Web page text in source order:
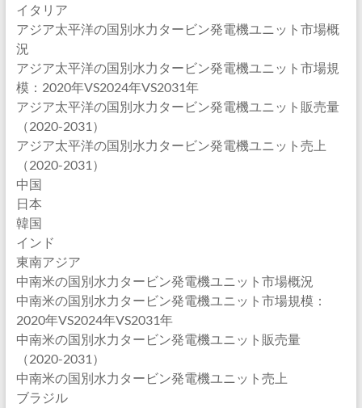
イタリア
アジア太平洋の国別水力タービン発電機ユニット市場概
況
アジア太平洋の国別水力タービン発電機ユニット市場規
模：2020年VS2024年VS2031年
アジア太平洋の国別水力タービン発電機ユニット販売量
（2020-2031）
アジア太平洋の国別水力タービン発電機ユニット売上
（2020-2031）
中国
日本
韓国
インド
東南アジア
中南米の国別水力タービン発電機ユニット市場概況
中南米の国別水力タービン発電機ユニット市場規模：
2020年VS2024年VS2031年
中南米の国別水力タービン発電機ユニット販売量
（2020-2031）
中南米の国別水力タービン発電機ユニット売上
ブラジル